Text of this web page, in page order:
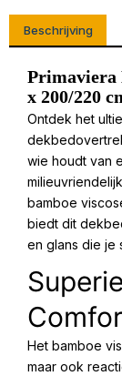
Beschrijving
Primaviera
x 200/220
Ontdek het
wie houdt van
bamboe
biedt dit
en glans die je
Het bamboe
maar ook